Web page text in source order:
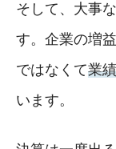
そして、大事
す。企業の増
ではなくて業
います。